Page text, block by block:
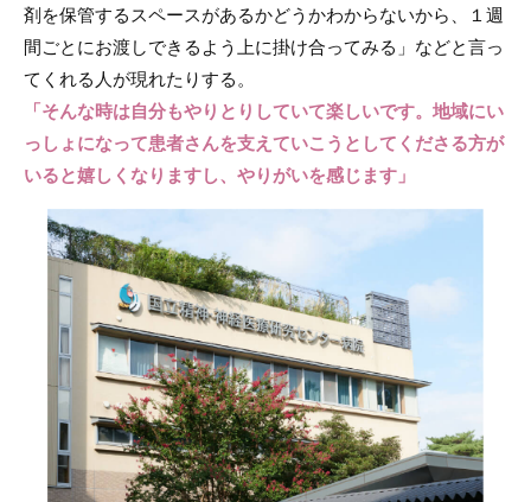
剤を保管するスペースがあるかどうかわからないから、１週
間ごとにお渡しできるよう上に掛け合ってみる」などと言っ
てくれる人が現れたりする。
「そんな時は自分もやりとりしていて楽しいです。地域にい
っしょになって患者さんを支えていこうとしてくださる方が
いると嬉しくなりますし、やりがいを感じます」